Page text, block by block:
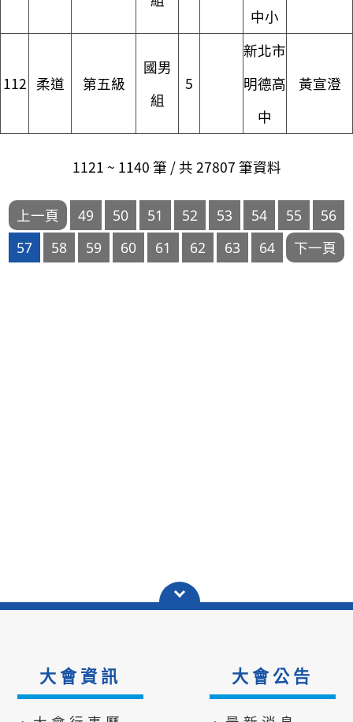
中小
112 柔道 第五級
國男
組
5
新北市
明德高
中
黃宣澄
1121 ~ 1140 筆 / 共 27807 筆資料
大會資訊 大會公告